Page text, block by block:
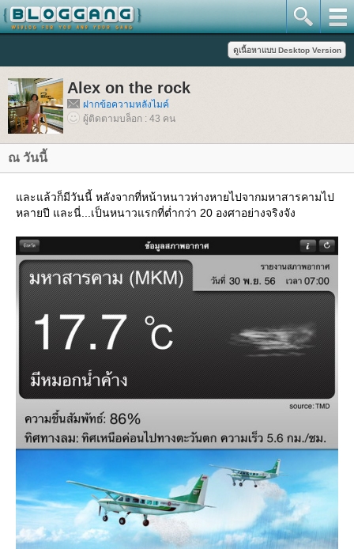
Alex on the rock
ฝากข้อความหลังไมค์
ผู้ติดตามบล็อก : 43 คน
ณ วันนี้
ละแล้วก็มีวันนี้ หลังจากที่หน้าหนาวห่างหายไปจากมหาสารคามไป
หลายปี และนี่...เป็นหนาวแรกที่ต่ำกว่า 20 องศาอย่างจริงจัง